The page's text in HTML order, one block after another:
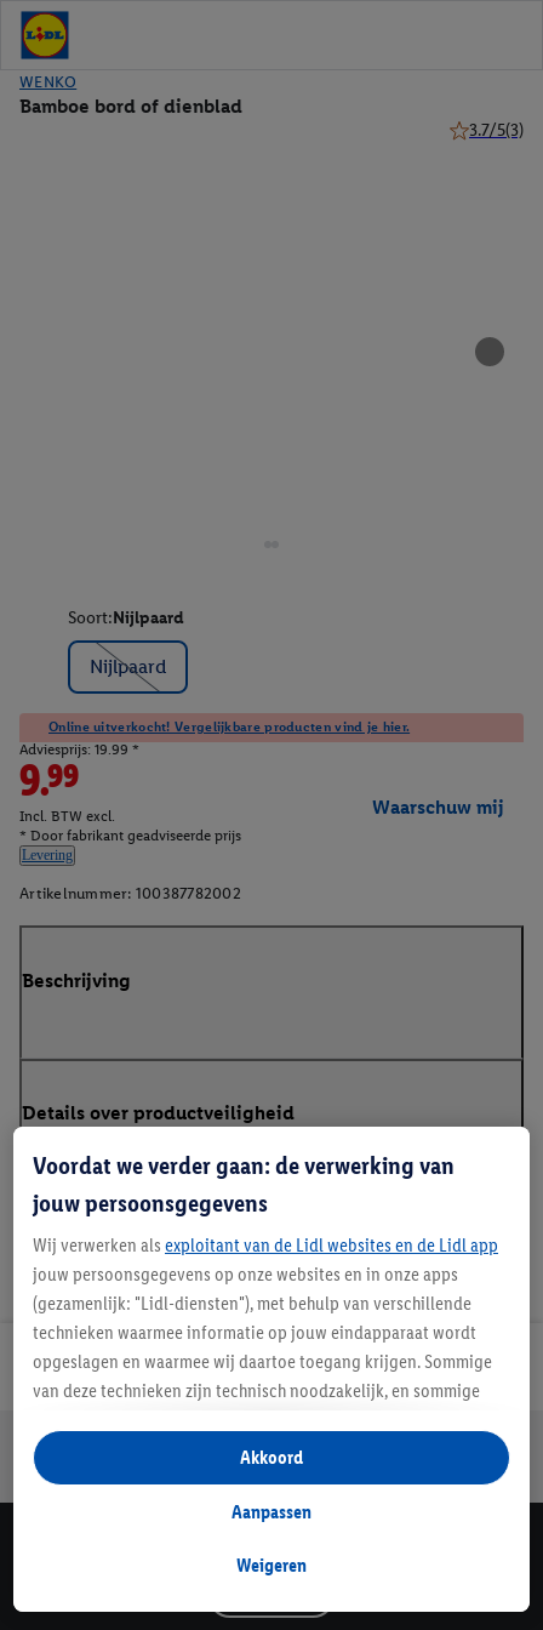
WENKO
Bamboe bord of dienblad
3.7/5(3)
Soort:Nijlpaard
Nijlpaard
Online uitverkocht! Vergelijkbare producten vind je hier.
Adviesprijs: 19.99 *
9.99
Incl. BTW excl.
* Door fabrikant geadviseerde prijs
Levering
Waarschuw mij
Artikelnummer: 100387782002
Beschrijving
Details over productveiligheid
Lidl Nieuwsbrief
Jouw voordelen bij ons als Lidl webshop klant
Gratis retourneren Veilig winkelen 30 dagen bedenktijd
Lidl Nieuwsbrief
Voordat we verder gaan: de verwerking van
jouw persoonsgegevens
Wij verwerken als exploitant van de Lidl websites en de Lidl app
jouw persoonsgegevens op onze websites en in onze apps
(gezamenlijk: "Lidl-diensten"), met behulp van verschillende
technieken waarmee informatie op jouw eindapparaat wordt
opgeslagen en waarmee wij daartoe toegang krijgen. Sommige
van deze technieken zijn technisch noodzakelijk, en sommige
opslaan van voorkeursinstellingen, het verzamelen en
analyseren van statistieken of voor het tonen van
gepersonaliseerde reclame binnen en buiten de Lidl-diensten.
gegevens over jouw aankoopgedrag in de winkel ook voor de
Als je hier toestemming geeft aan ons voor het personaliseren
Weigeren
Aanpassen
Akkoord